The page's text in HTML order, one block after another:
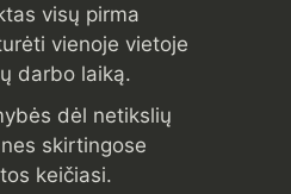
visų pirma
vienoje vietoje
darbo laiką.
dėl netikslių
skirtingose
keičiasi.